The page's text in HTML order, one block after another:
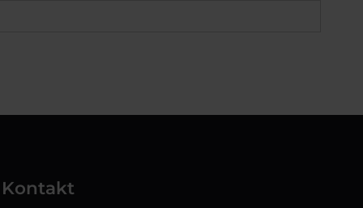
Kontakt